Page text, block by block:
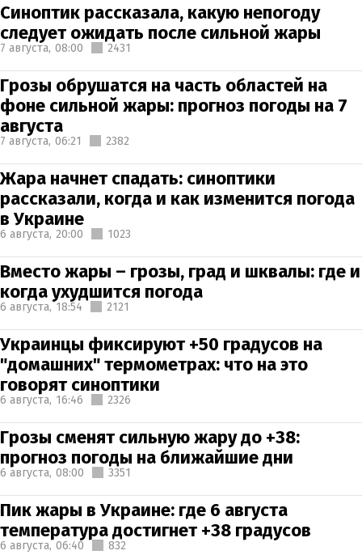
Синоптик рассказала, какую непогоду
следует ожидать после сильной жары
7 августа, 08:00 2431
Грозы обрушатся на часть областей на
фоне сильной жары: прогноз погоды на 7
августа
7 августа, 06:21 2382
Жара начнет спадать: синоптики
рассказали, когда и как изменится погода
в Украине
6 августа, 20:00 1023
Вместо жары – грозы, град и шквалы: где и
когда ухудшится погода
6 августа, 18:54 2121
Украинцы фиксируют +50 градусов на
"домашних" термометрах: что на это
говорят синоптики
6 августа, 16:46 2326
Грозы сменят сильную жару до +38:
прогноз погоды на ближайшие дни
6 августа, 08:00 3351
Пик жары в Украине: где 6 августа
температура достигнет +38 градусов
6 августа, 06:40 832